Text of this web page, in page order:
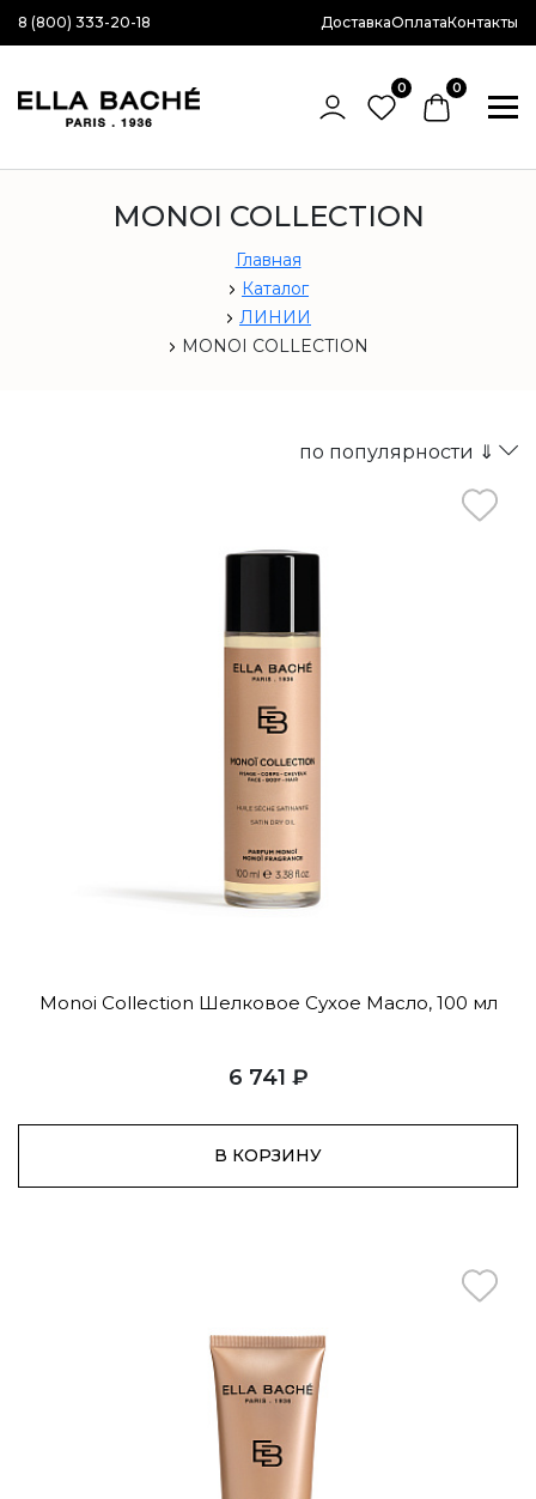
8 (800) 333-20-18 ДоставкаОплатаКонтакты
0 0
MONOI COLLECTION
Главная
Каталог
ЛИНИИ
MONOI COLLECTION
по популярности ⇓
Monoi Collection Шелковое Сухое Масло, 100 мл
6 741 ₽
В КОРЗИНУ